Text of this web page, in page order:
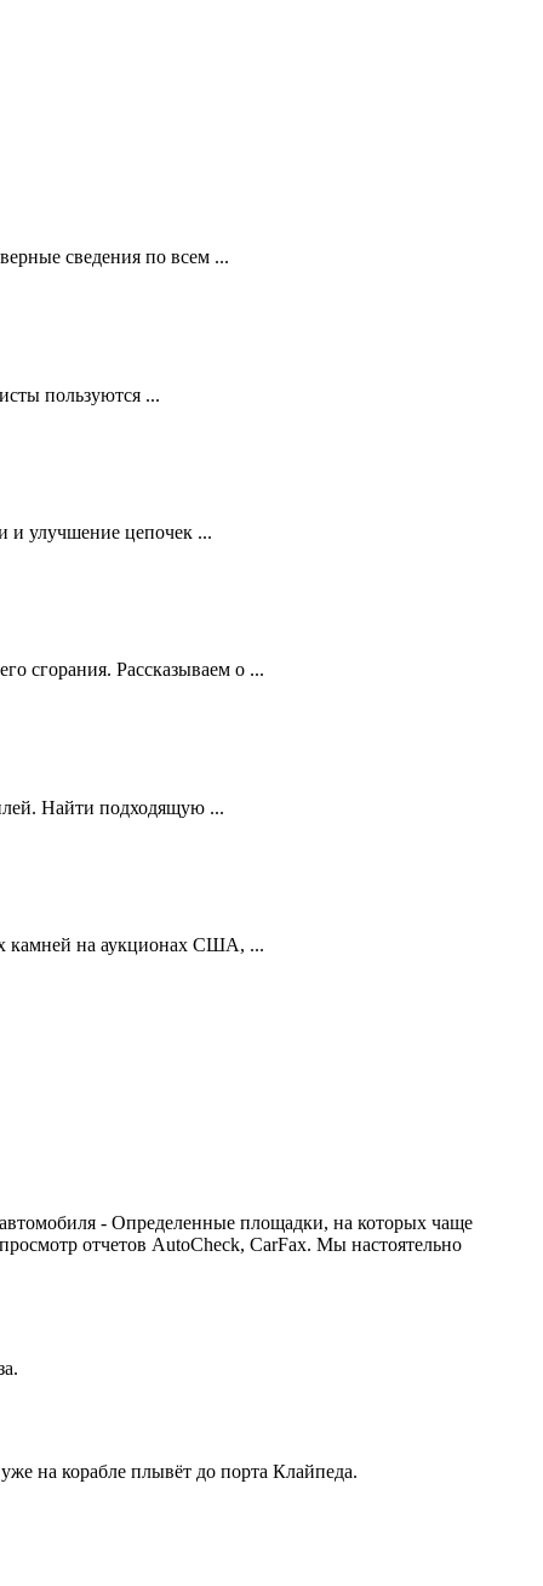
сведения по всем ...
пользуются ...
и улучшение цепочек ...
сгорания. Рассказываем о ...
Найти подходящую ...
камней на аукционах США, ...
- Определенные площадки, на которых чаще
отчетов AutoCheck, CarFax. Мы настоятельно
на корабле плывёт до порта Клайпеда.